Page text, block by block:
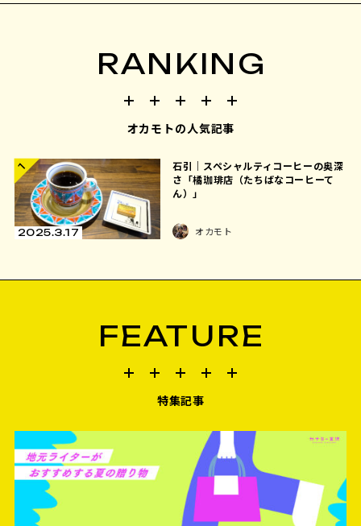
RANKING
オカモトの人気記事
1
2025.3.17
石引｜スペシャルティコーヒーの奥深
さ「橘珈琲店（たちばなコーヒーて
ん）」
オカモト
FEATURE
特集記事